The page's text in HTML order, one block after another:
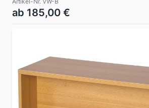
ab 185,00 €